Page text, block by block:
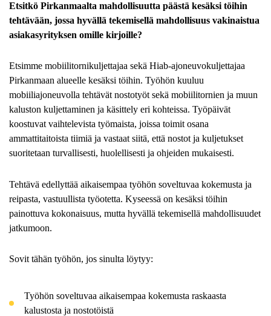
Etsitkö Pirkanmaalta mahdollisuutta päästä kesäksi töihin
tehtävään, jossa hyvällä tekemisellä mahdollisuus vakinaistua
asiakasyrityksen omille kirjoille?
Etsimme mobiilitornikuljettajaa sekä Hiab-ajoneuvokuljettajaa
Pirkanmaan alueelle kesäksi töihin. Työhön kuuluu
mobiiliajoneuvolla tehtävät nostotyöt sekä mobiilitornien ja muun
kaluston kuljettaminen ja käsittely eri kohteissa. Työpäivät
koostuvat vaihtelevista työmaista, joissa toimit osana
ammattitaitoista tiimiä ja vastaat siitä, että nostot ja kuljetukset
suoritetaan turvallisesti, huolellisesti ja ohjeiden mukaisesti.
Tehtävä edellyttää aikaisempaa työhön soveltuvaa kokemusta ja
reipasta, vastuullista työotetta. Kyseessä on kesäksi töihin
painottuva kokonaisuus, mutta hyvällä tekemisellä mahdollisuudet
jatkumoon.
Sovit tähän työhön, jos sinulta löytyy:
Työhön soveltuvaa aikaisempaa kokemusta raskaasta
kalustosta ja nostotöistä